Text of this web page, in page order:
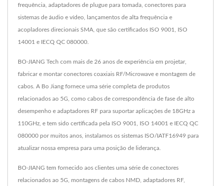
frequência, adaptadores de plugue para tomada, conectores para
sistemas de áudio e vídeo, lançamentos de alta frequência e
acopladores direcionais SMA, que são certificados ISO 9001, ISO
14001 e IECQ QC 080000.
BO-JIANG Tech com mais de 26 anos de experiência em projetar,
fabricar e montar conectores coaxiais RF/Microwave e montagem de
cabos. A Bo Jiang fornece uma série completa de produtos
relacionados ao 5G, como cabos de correspondência de fase de alto
desempenho e adaptadores RF para suportar aplicações de 18GHz a
110GHz, e tem sido certificada pela ISO 9001, ISO 14001 e IECQ QC
080000 por muitos anos, instalamos os sistemas ISO/IATF16949 para
atualizar nossa empresa para uma posição de liderança.
BO-JIANG tem fornecido aos clientes uma série de conectores
relacionados ao 5G, montagens de cabos NMD, adaptadores RF,